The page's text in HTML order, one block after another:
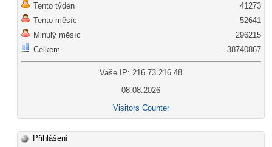
Tento týden
Tento měsíc
Minulý měsíc
Celkem
41273
52641
296215
38740867
Vaše IP: 216.73.216.48
08.08.2026
Visitors Counter
Přihlášení